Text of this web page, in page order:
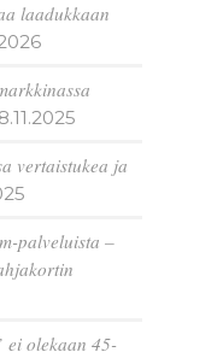
laadukkaan
vertaistukea ja
palveluista –
ei olekaan 45-